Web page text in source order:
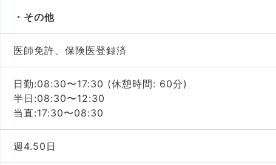
その他
医師免許、保険医登録済
日勤:08:30〜17:30 (休憩時間: 60分)
半日:08:30〜12:30
当直:17:30〜08:30
週4.50日